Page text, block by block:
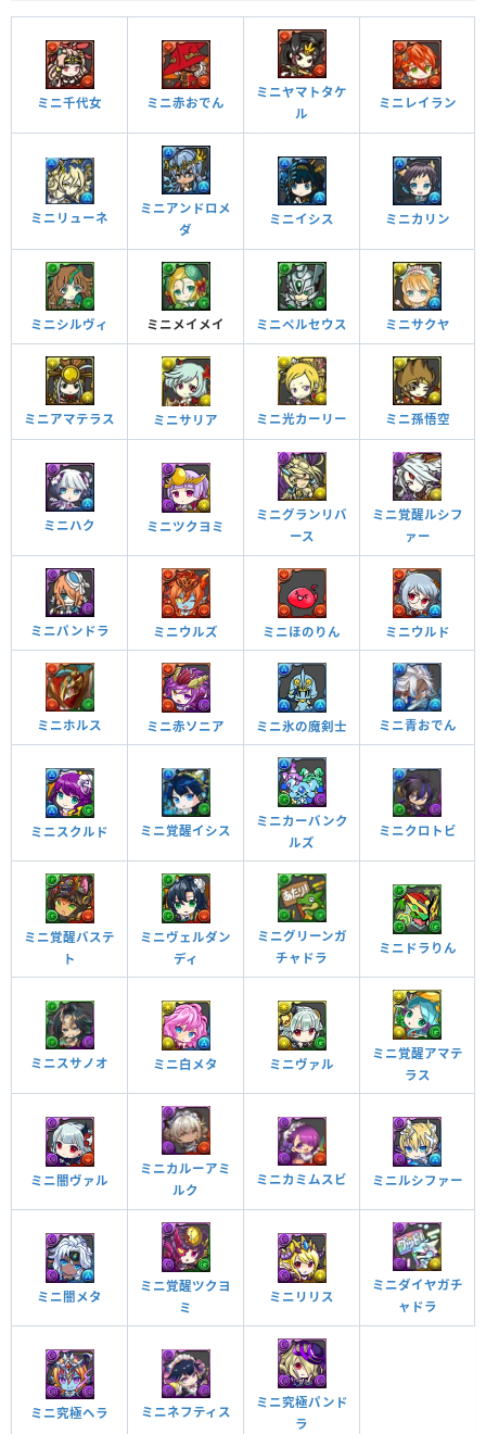
ミニ千代女 ミニ赤おでん
ミニヤマトタケ
ル
ミニレイラン
ミニリューネ
ミニアンドロメ
ダ
ミニイシス ミニカリン
ミニシルヴィ ミニメイメイ ミニペルセウス ミニサクヤ
ミニアマテラス ミニサリア ミニ光カーリー ミニ孫悟空
ミニハク ミニツクヨミ
ミニグランリバ
ース
ミニ覚醒ルシフ
ァー
ミニパンドラ ミニウルズ ミニほのりん ミニウルド
ミニホルス ミニ赤ソニア ミニ氷の魔剣士 ミニ青おでん
ミニスクルド ミニ覚醒イシス
ミニカーバンク
ルズ
ミニクロトビ
ミニ覚醒バステ
ト
ミニヴェルダン
ディ
ミニグリーンガ
チャドラ
ミニドラりん
ミニスサノオ ミニ白メタ ミニヴァル
ミニ覚醒アマテ
ラス
ミニ闇ヴァル
ミニカルーアミ
ルク
ミニカミムスビ ミニルシファー
ミニ闇メタ
ミニ覚醒ツクヨ
ミ
ミニリリス
ミニダイヤガチ
ャドラ
ミニ究極ヘラ ミニネフティス
ミニ究極パンド
ラ